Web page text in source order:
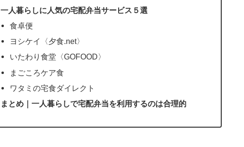
一人暮らしに人気の宅配弁当サービス５選
食卓便
ヨシケイ〈夕食.net〉
いたわり食堂〈GOFOOD〉
まごころケア食
ワタミの宅食ダイレクト
まとめ｜一人暮らしで宅配弁当を利用するのは合理的